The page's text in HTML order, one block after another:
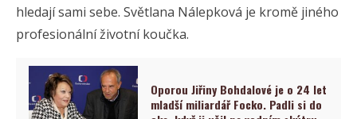
hledají sami sebe. Světlana Nálepková je kromě jiného
profesionální životní koučka.
Oporou Jiřiny Bohdalové je o 24 let
mladší miliardář Focko. Padli si do